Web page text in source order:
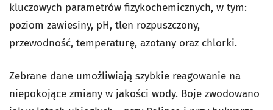
kluczowych parametrów fizykochemicznych, w tym:
poziom zawiesiny, pH, tlen rozpuszczony,
przewodność, temperaturę, azotany oraz chlorki.
Zebrane dane umożliwiają szybkie reagowanie na
niepokojące zmiany w jakości wody. Boje zwodowano